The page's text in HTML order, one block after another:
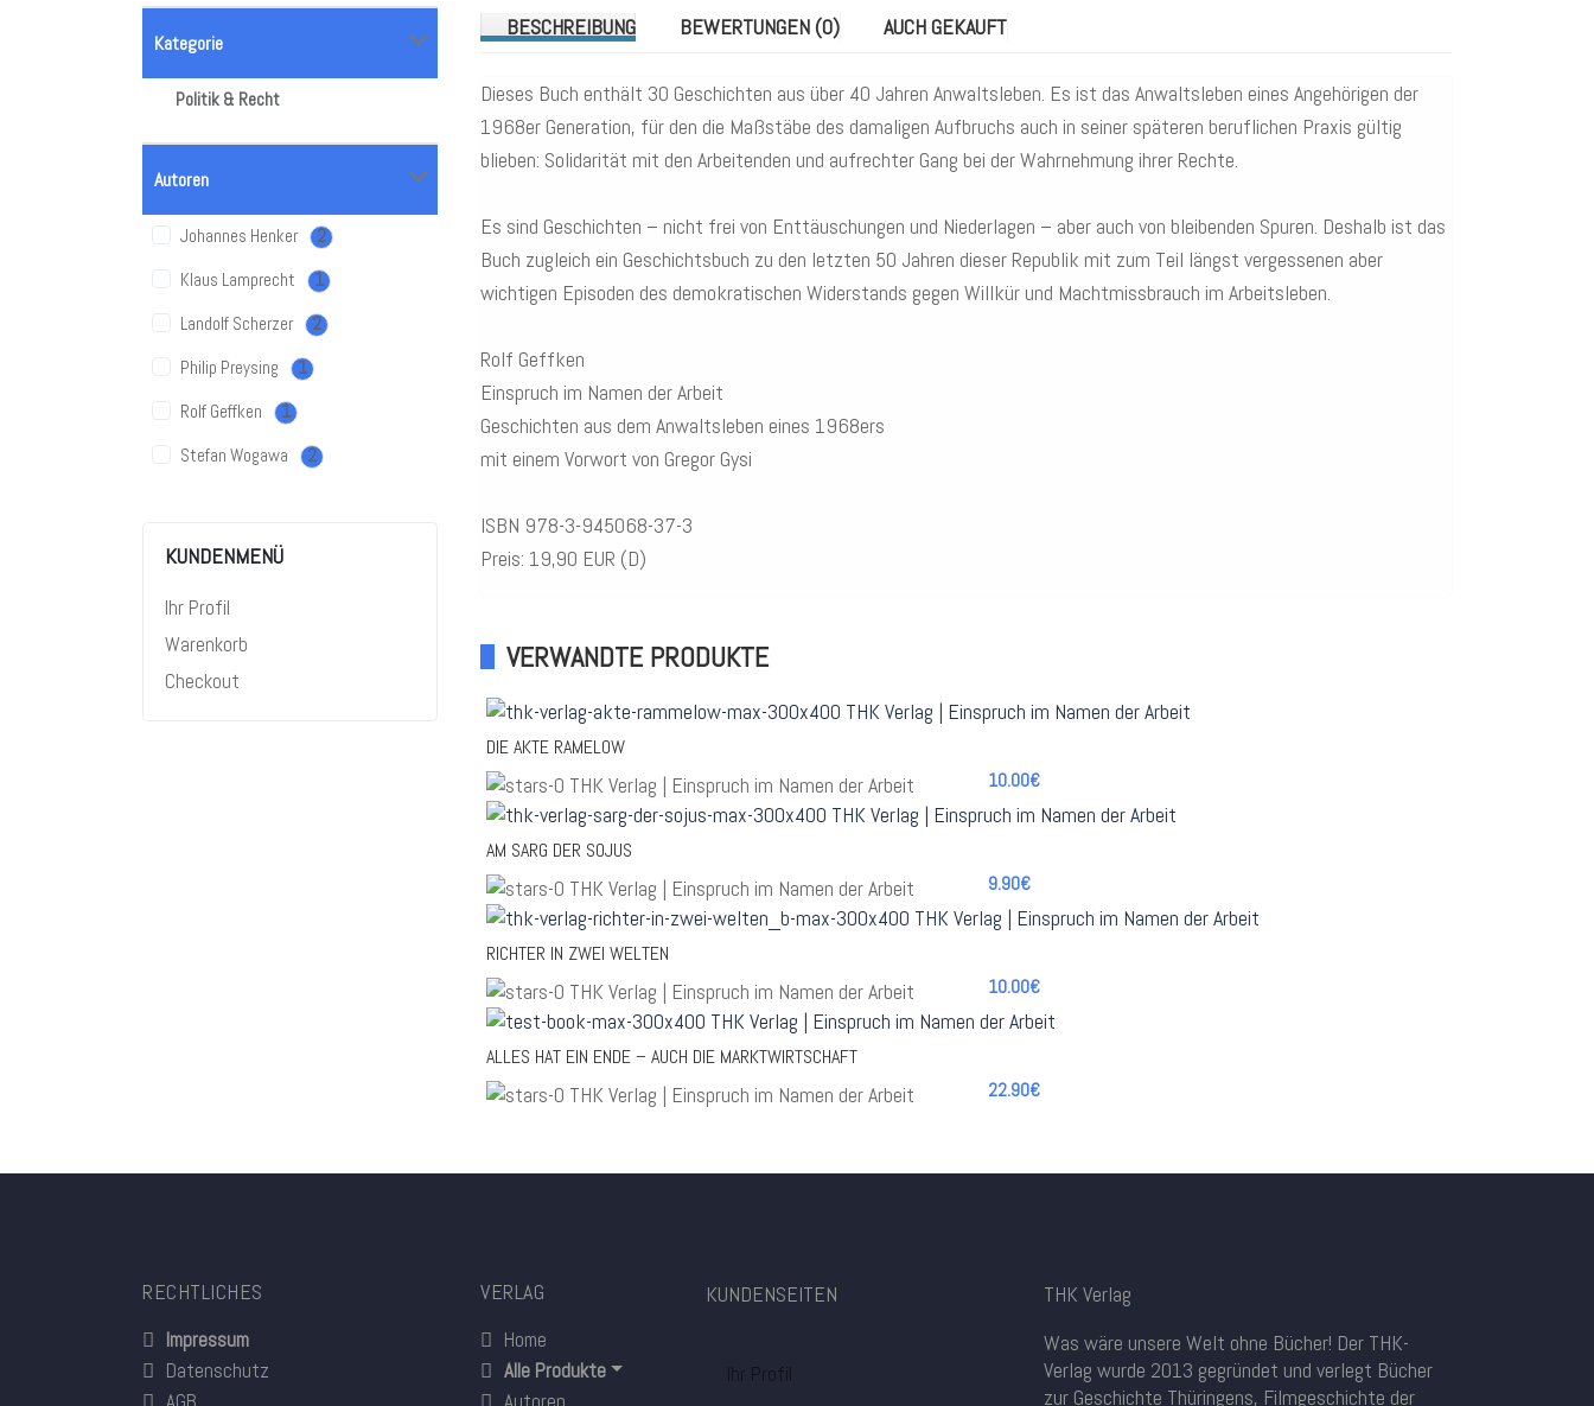
BESCHREIBUNG BEWERTUNGEN (0) AUCH GEKAUFT
Dieses Buch enthält 30 Geschichten aus über 40 Jahren Anwaltsleben. Es ist das Anwaltsleben eines Angehörigen der
1968er Generation, für den die Maßstäbe des damaligen Aufbruchs auch in seiner späteren beruflichen Praxis gültig
blieben: Solidarität mit den Arbeitenden und aufrechter Gang bei der Wahrnehmung ihrer Rechte.
Es sind Geschichten – nicht frei von Enttäuschungen und Niederlagen – aber auch von bleibenden Spuren. Deshalb ist das
Buch zugleich ein Geschichtsbuch zu den letzten 50 Jahren dieser Republik mit zum Teil längst vergessenen aber
wichtigen Episoden des demokratischen Widerstands gegen Willkür und Machtmissbrauch im Arbeitsleben.
Rolf Geffken
Einspruch im Namen der Arbeit
Geschichten aus dem Anwaltsleben eines 1968ers
mit einem Vorwort von Gregor Gysi
ISBN 978-3-945068-37-3
Preis: 19,90 EUR (D)
VERWANDTE PRODUKTE
DIE AKTE RAMELOW
10.00€
AM SARG DER SOJUS
9.90€
RICHTER IN ZWEI WELTEN
10.00€
ALLES HAT EIN ENDE – AUCH DIE MARKTWIRTSCHAFT
22.90€
Kategorie
Politik & Recht
Autoren
Johannes Henker 2
Klaus Lamprecht 1
Landolf Scherzer 2
Philip Preysing 1
Rolf Geffken 1
Stefan Wogawa 2
KUNDENMENÜ
Ihr Profil
Warenkorb
Checkout
RECHTLICHES
Impressum
Datenschutz
VERLAG
Home
Alle Produkte
KUNDENSEITEN
Ihr Profil
THK Verlag
Was wäre unsere Welt ohne Bücher! Der THK-
Verlag wurde 2013 gegründet und verlegt Bücher
zur Geschichte Thüringens, Filmgeschichte der